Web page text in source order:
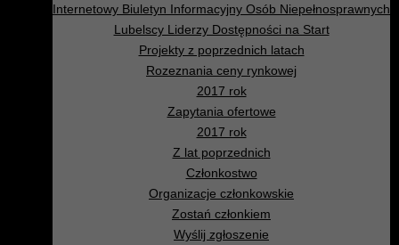
Internetowy Biuletyn Informacyjny Osób Niepełnosprawnych
Lubelscy Liderzy Dostępności na Start
Projekty z poprzednich latach
Rozeznania ceny rynkowej
2017 rok
Zapytania ofertowe
2017 rok
Z lat poprzednich
Członkostwo
Organizacje członkowskie
Zostań członkiem
Wyślij zgłoszenie